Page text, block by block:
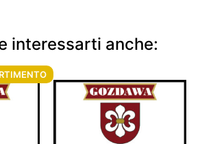
interessarti anche: